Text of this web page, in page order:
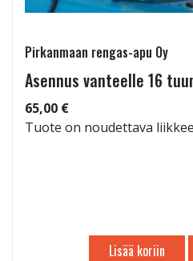
Pirkanmaan rengas-apu Oy
Asennus vanteelle 16
65,00 €
Tuote on noudettava
Lisää koriin